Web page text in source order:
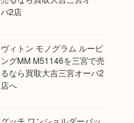
パ2店
ヴィトン モノグラム ルーピ
ングMM M51146を三宮で売
るなら買取大吉三宮オーパ2
店へ